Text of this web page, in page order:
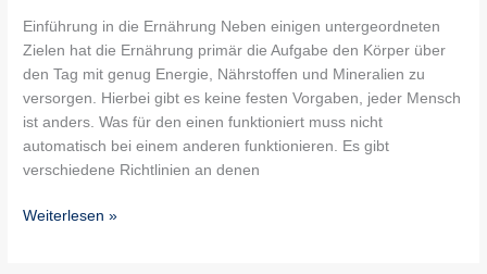
Einführung in die Ernährung Neben einigen untergeordneten
Zielen hat die Ernährung primär die Aufgabe den Körper über
den Tag mit genug Energie, Nährstoffen und Mineralien zu
versorgen. Hierbei gibt es keine festen Vorgaben, jeder Mensch
ist anders. Was für den einen funktioniert muss nicht
automatisch bei einem anderen funktionieren. Es gibt
verschiedene Richtlinien an denen
Weiterlesen »